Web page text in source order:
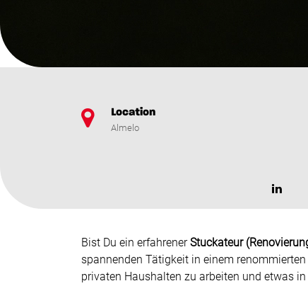
Location
Almelo
Bist Du ein erfahrenerStuckateur
spannenden Tätigkeit in einem
privaten Haushalten zu arbeiten und etwas